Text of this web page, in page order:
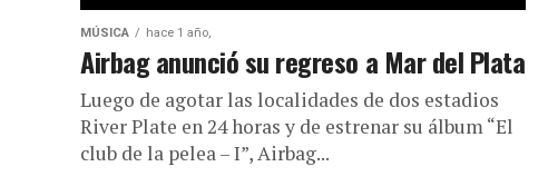
MÚSICA hace 1 año,
Airbag anunció su regreso a Mar del Plata
Luego de agotar las localidades de dos estadios
River Plate en 24 horas y de estrenar su álbum “El
club de la pelea – I”, Airbag...